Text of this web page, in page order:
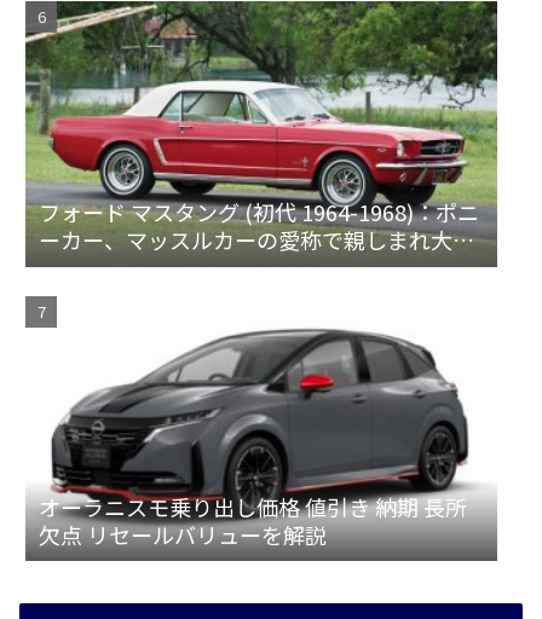
フォード マスタング (初代 1964-1968)：ポニ
ーカー、マッスルカーの愛称で親しまれ大ヒ
ット
オーラニスモ乗り出し価格 値引き 納期 長所
欠点 リセールバリューを解説